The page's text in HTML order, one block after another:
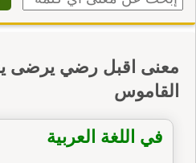
معنى اقبل رضي يرضى
القاموس
في اللغة العربية